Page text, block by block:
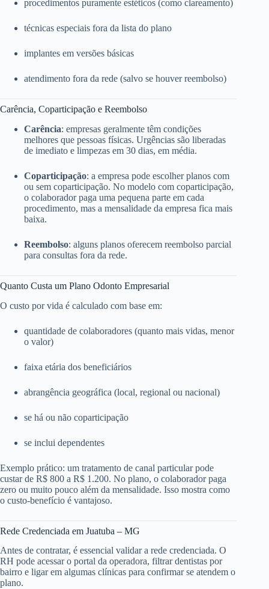
procedimentos puramente estéticos (como clareamento)
técnicas especiais fora da lista do plano
implantes em versões básicas
atendimento fora da rede (salvo se houver reembolso)
Carência, Coparticipação e Reembolso
Carência: empresas geralmente têm condições
melhores que pessoas físicas. Urgências são liberadas
de imediato e limpezas em 30 dias, em média.
Coparticipação: a empresa pode escolher planos com
ou sem coparticipação. No modelo com coparticipação,
o colaborador paga uma pequena parte em cada
procedimento, mas a mensalidade da empresa fica mais
baixa.
Reembolso: alguns planos oferecem reembolso parcial
para consultas fora da rede.
Quanto Custa um Plano Odonto Empresarial
O custo por vida é calculado com base em:
quantidade de colaboradores (quanto mais vidas, menor
o valor)
faixa etária dos beneficiários
abrangência geográfica (local, regional ou nacional)
se há ou não coparticipação
se inclui dependentes
Exemplo prático: um tratamento de canal particular pode
custar de R$ 800 a R$ 1.200. No plano, o colaborador paga
zero ou muito pouco além da mensalidade. Isso mostra como
o custo-benefício é vantajoso.
Rede Credenciada em Juatuba – MG
Antes de contratar, é essencial validar a rede credenciada. O
RH pode acessar o portal da operadora, filtrar dentistas por
bairro e ligar em algumas clínicas para confirmar se atendem o
plano.